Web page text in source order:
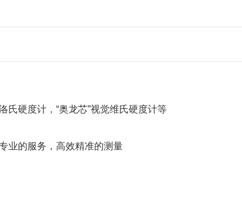
氏硬度计，“奥龙芯”视觉维氏硬度计等
业的服务，高效精准的测量